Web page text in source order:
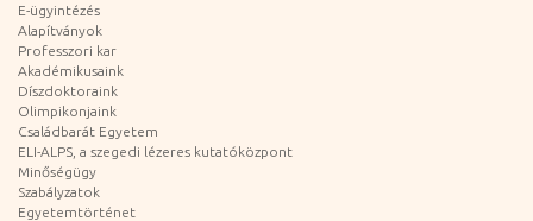
E-ügyintézés
Alapítványok
Professzori kar
Akadémikusaink
Díszdoktoraink
Olimpikonjaink
Családbarát Egyetem
ELI-ALPS, a szegedi lézeres kutatóközpont
Minőségügy
Szabályzatok
Egyetemtörténet